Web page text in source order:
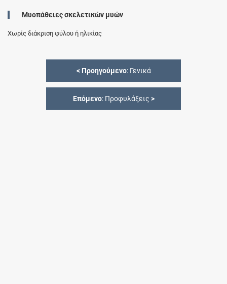
Μυοπάθειες σκελετικών μυών
Χωρίς διάκριση φύλου ή ηλικίας
< Προηγούμενο: Γενικά
Επόμενο: Προφυλάξεις >